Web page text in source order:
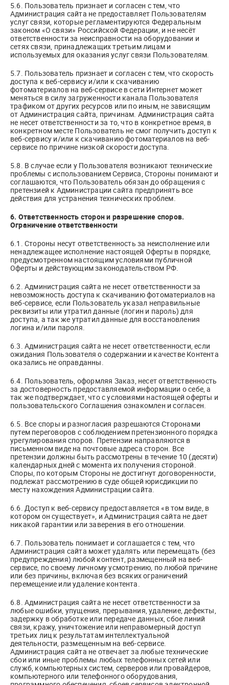
5.6. Пользователь признает и согласен с тем, что
Администрация сайта не предоставляет Пользователям
услуг связи, которые регламентируются Федеральным
законом «О связи» Российской Федерации, и не несёт
ответственности за неисправности на оборудовании и
сетях связи, принадлежащих третьим лицам и
используемых для оказания услуг связи Пользователям.
5.7. Пользователь признает и согласен с тем, что скорость
доступа к веб-сервису и/или к скачиванию
фотоматериалов на веб-сервисе в сети Интернет может
меняться в силу загруженности канала Пользователя
трафиком от других ресурсов или по иным, не зависящим
от Администрация сайта, причинам. Администрация сайта
не несет ответственности за то, что в конкретное время, в
конкретном месте Пользователь не смог получить доступ к
веб-сервису и/или к скачиванию фотоматериалов на веб-
сервисе по причине низкой скорости доступа.
5.8. В случае если у Пользователя возникают технические
проблемы с использованием Сервиса, Стороны понимают и
соглашаются, что Пользователь обязан до обращения с
претензией к Администрации сайта предпринять все
действия для устранения технических проблем.
6. Ответственность сторон и разрешение споров.
Ограничение ответственности
6.1. Стороны несут ответственность за неисполнение или
ненадлежащее исполнение настоящей Оферты в порядке,
предусмотренном настоящим условиями публичной
Оферты и действующим законодательством РФ.
6.2. Администрация сайта не несет ответственности за
невозможность доступа к скачиванию фотоматериалов на
веб-сервисе, если Пользователь указал неправильные
реквизиты или утратил данные (логин и пароль) для
доступа, а так же утратил данные для восстановления
логина и/или пароля.
6.3. Администрация сайта не несет ответственности, если
ожидания Пользователя о содержании и качестве Контента
оказались не оправданны.
6.4. Пользователь, оформляя Заказ, несет ответственность
за достоверность предоставляемой информации о себе, а
так же подтверждает, что с условиями настоящей оферты и
пользовательского Соглашения ознакомлен и согласен.
6.5. Все споры и разногласия разрешаются Сторонами
путем переговоров с соблюдением претензионного порядка
урегулирования споров. Претензии направляются в
письменном виде на почтовые адреса сторон. Все
претензии должны быть рассмотрены в течение 10 (десяти)
календарных дней с момента их получения стороной.
Споры, по которым Стороны не достигнут договоренности,
подлежат рассмотрению в суде общей юрисдикции по
месту нахождения Администрации сайта.
6.6. Доступ к веб-сервису предоставляется «в том виде, в
котором он существует», и Администрация сайта не дает
никакой гарантии или заверения в его отношении.
6.7. Пользователь понимает и соглашается с тем, что
Администрация сайта может удалять или перемещать (без
предупреждения) любой контент, размещенный на веб-
сервисе, по своему личному усмотрению, по любой причине
или без причины, включая без всяких ограничений
перемещение или удаление контента.
6.8. Администрация сайта не несет ответственности за
любые ошибки, упущения, прерывания, удаление, дефекты,
задержку в обработке или передаче данных, сбое линий
связи, кражу, уничтожение или неправомерный доступ
третьих лиц к результатам интеллектуальной
деятельности, размещенным на веб-сервисе.
Администрация сайта не отвечает за любые технические
сбои или иные проблемы любых телефонных сетей или
служб, компьютерных систем, серверов или провайдеров,
компьютерного или телефонного оборудования,